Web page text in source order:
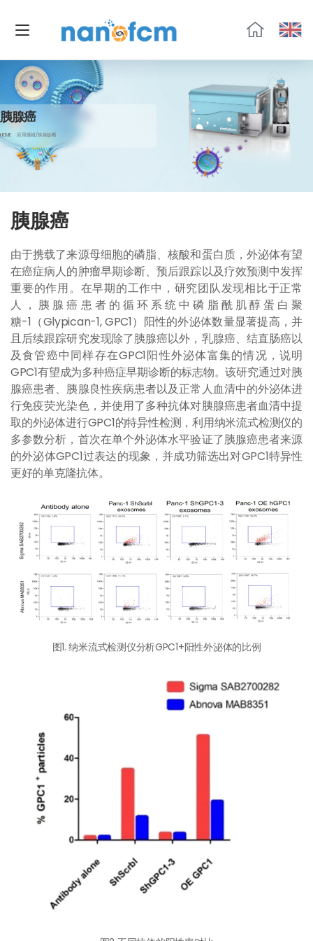
流
胰腺癌
HOME 应用领域/疾病诊断
胰腺癌
由于携载了来源母细胞的磷脂、核酸和蛋白质，外泌体有望
在癌症病人的肿瘤早期诊断、预后跟踪以及疗效预测中发挥
重要的作用。在早期的工作中，研究团队发现相比于正常
人，胰腺癌患者的循环系统中磷脂酰肌醇蛋白聚
糖-1（Glypican-1, GPC1）阳性的外泌体数量显著提高，并
且后续跟踪研究发现除了胰腺癌以外，乳腺癌、结直肠癌以
及食管癌中同样存在GPC1阳性外泌体富集的情况，说明
GPC1有望成为多种癌症早期诊断的标志物。该研究通过对胰
腺癌患者、胰腺良性疾病患者以及正常人血清中的外泌体进
行免疫荧光染色，并使用了多种抗体对胰腺癌患者血清中提
取的外泌体进行GPC1的特异性检测，利用纳米流式检测仪的
多参数分析，首次在单个外泌体水平验证了胰腺癌患者来源
的外泌体GPC1过表达的现象，并成功筛选出对GPC1特异性
更好的单克隆抗体。
图1. 纳米流式检测仪分析GPC1+阳性外泌体的比例